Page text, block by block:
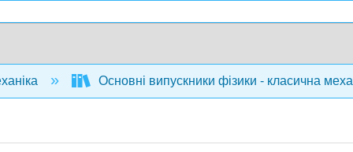
Основні випускники фізики - класична